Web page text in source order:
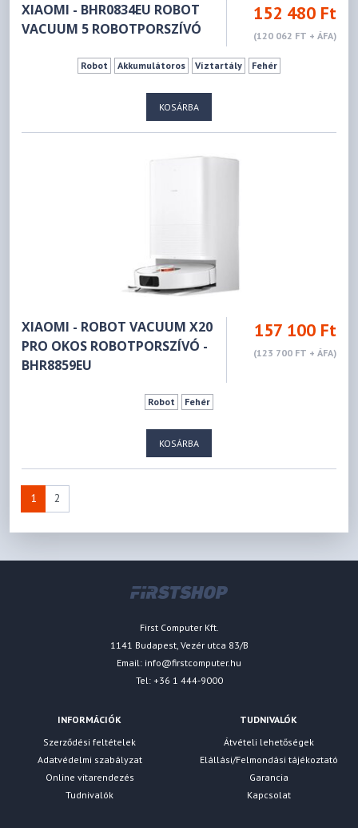
XIAOMI - BHR0834EU ROBOT
VACUUM 5 ROBOTPORSZÍVÓ
152 480 Ft
(120 062 FT + ÁFA)
Robot Akkumulátoros Víztartály Fehér
KOSÁRBA
XIAOMI - ROBOT VACUUM X20
PRO OKOS ROBOTPORSZÍVÓ -
BHR8859EU
157 100 Ft
(123 700 FT + ÁFA)
Robot Fehér
KOSÁRBA
1 2
First Computer Kft.
1141 Budapest, Vezér utca 83/B
Email: info@firstcomputer.hu
Tel: +36 1 444-9000
INFORMÁCIÓK
Szerződési feltételek
Adatvédelmi szabályzat
Online vitarendezés
Tudnivalók
TUDNIVALÓK
Átvételi lehetőségek
Elállási/Felmondási tájékoztató
Garancia
Kapcsolat